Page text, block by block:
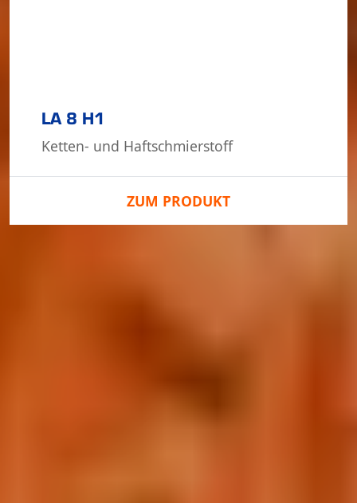
LA 8 H1
Ketten- und Haft­schmier­stoff
ZUM PRODUKT